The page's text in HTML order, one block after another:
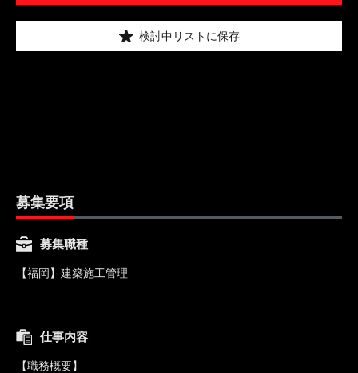
検討中リストに保存
募集要項
募集職種
【福岡】建築施工管理
仕事内容
【職務概要】